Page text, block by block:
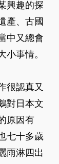
興趣的探
產、古國
中又總會
小事情。
很認真又
對日本文
原因有
七十多歲
雨淋四出